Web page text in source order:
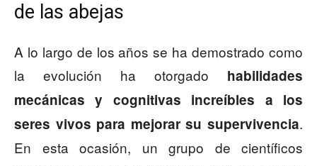
de las abejas
A lo largo de los años se ha demostrado como
la evolución ha otorgado habilidades
mecánicas y cognitivas increíbles a los
seres vivos para mejorar su supervivencia.
En esta ocasión, un grupo de científicos